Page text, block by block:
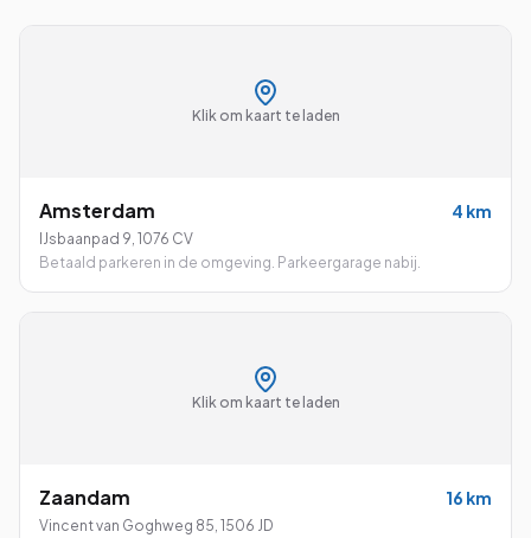
Klik om kaart te laden
Amsterdam 4 km
IJsbaanpad 9, 1076 CV
Betaald parkeren in de omgeving. Parkeergarage nabij.
Klik om kaart te laden
Zaandam 16 km
Vincent van Goghweg 85, 1506 JD